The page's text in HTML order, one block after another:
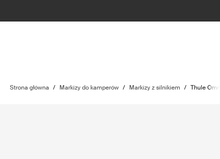
Strona główna / Markizy do kamperów / Markizy z silnikiem / Thule